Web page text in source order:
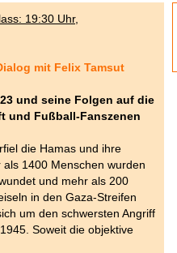
19:30 Uhr,
mit Felix Tamsut
und seine Folgen auf die
und Fußball-Fanszenen
die Hamas und ihre
1400 Menschen wurden
und mehr als 200
in den Gaza-Streifen
um den schwersten Angriff
Soweit die objektive